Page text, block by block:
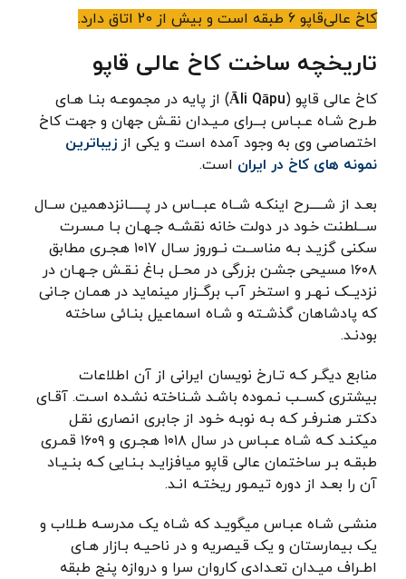
کاخ عالی‌قاپو 6 طبقه است و بیش از 20 اتاق دارد.
تاریخچه ساخت کاخ عالی قاپو
کاخ عالی قاپو (Āli Qāpu) از پایه در مجموعـه بنـا هـای
طـرح شـاه عـبـاس بـــرای مـیـدان نقـش جهان و جهت کاخ
اختصاصی وی به وجود آمده است و یکی اززیباترین
نمونه های کاخ در ایران است.
بعـد از شـــــرح اینکـه شــاه عبـــاس در پــــــانزدهمین ســال
ســـلطنت خـود در دولت خانه نقشــه جـهـان بـا مـسـرت
سکنی گزیـد بـه مناســت نــوروز سـال ۱۰۱۷ هجـری مطابق
۱۶۰۸ مسیحی جشـن بزرگی در محــل بـاغ نـقـش جـهـان در
نزدیــک نـهـر و استخر آب برگــزار مینماید در همـان جـانی
که پادشاهان گذشـته و شـاه اسماعيل بنـائی ساخته
بودنـد.
منابع دیگـر کـه تـارخ نویسان ایرانی از آن اطلاعات
بیشتری کســب نـمـوده باشـد شـناخته نشـده اسـت. آقـای
دکتـر هنـرفـر کـه بـه نوبـه خـود از جابری انصاری نقـل
میکنـد کـه شـاه عـبـاس در سال ۱۰۱۸ هجـری و ۱۶۰۹ قمـری
طبقـه بـر ساختمان عالی قاپو میافزایـد بـنـایی کـه بنـیـاد
آن را بعـد از دوره تيمـور ريختـه انـد.
منشـی شـاه عبـاس میگویـد که شـاه یک مدرسـه طـلاب و
یک بیمارستان و یک قیصریه و در ناحیـه بـازار هـای
اطـراف میـدان تعـدادی کاروان سرا و دروازه پنج طبقه